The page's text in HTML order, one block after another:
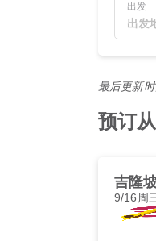
出发
最后更新
预订
吉隆
9/16周